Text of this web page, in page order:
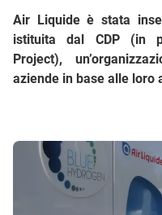
Air Liquide è stata
istituita dal CDP (in
Project),
aziende in base alle loro